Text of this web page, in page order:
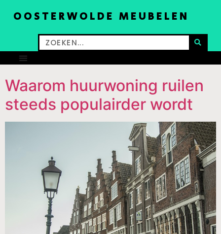
OOSTERWOLDE MEUBELEN
Waarom huurwoning ruilen
steeds populairder wordt